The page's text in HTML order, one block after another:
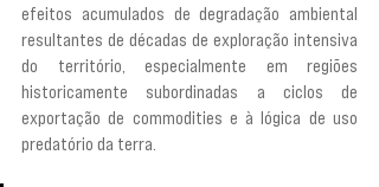
efeitos acumulados de degradação ambiental
resultantes de décadas de exploração intensiva
do território, especialmente em regiões
historicamente subordinadas a ciclos de
exportação de commodities e à lógica de uso
predatório da terra.